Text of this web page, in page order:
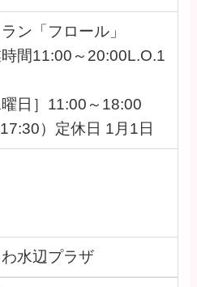
ン「フロール」
間11:00～20:00L.O.1
日］11:00～18:00
）定休日 1月1日
水辺プラザ